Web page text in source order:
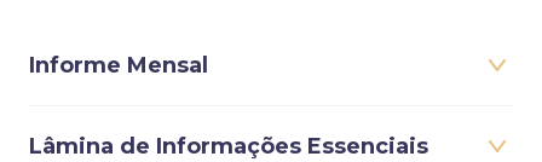
Informe Mensal
Lâmina de Informações Essenciais